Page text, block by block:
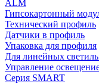
ALM
Гипсокартонный
Технический профиль
Датчики в профиль
Упаковка для профиля
Для линейных
Управление
Серия SMART